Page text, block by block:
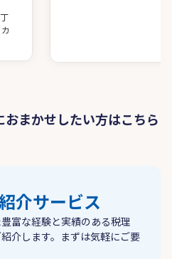
まかせしたい方はこちら
介サービス
富な経験と実績のある税理
介します。まずは気軽にご要